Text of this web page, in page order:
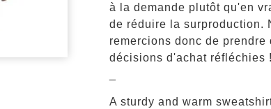
à la demande plutôt qu'en
de réduire la surproduction.
remercions donc de prendre
décisions d'achat réfléchies !
A sturdy and warm